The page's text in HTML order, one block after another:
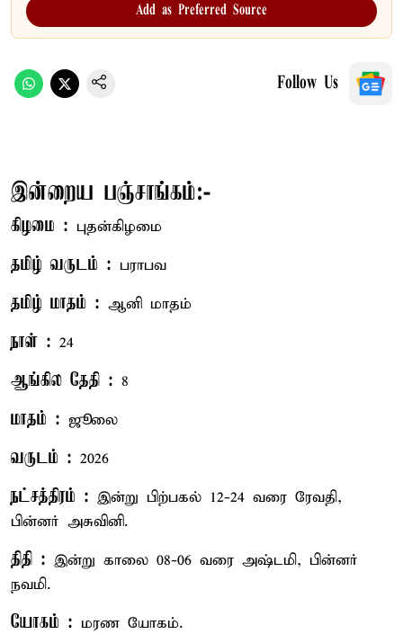
Add as Preferred Source
Follow Us
இன்றைய பஞ்சாங்கம்:-
கிழமை : புதன்கிழமை
தமிழ் வருடம் : பராபவ
தமிழ் மாதம் : ஆனி மாதம்
நாள் : 24
ஆங்கில தேதி : 8
மாதம் : ஜூலை
வருடம் : 2026
நட்சத்திரம் : இன்று பிற்பகல் 12-24 வரை ரேவதி,
பின்னர் அசுவினி.
திதி : இன்று காலை 08-06 வரை அஷ்டமி, பின்னர்
நவமி.
யோகம் : மரண யோகம்.